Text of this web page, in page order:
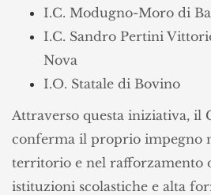
I.C. Modugno-Moro di
I.C. Sandro Pertini
Nova
I.O. Statale di Bovino
Attraverso questa iniziativa, il
conferma il proprio impegno
territorio e nel rafforzamento
istituzioni scolastiche e alta